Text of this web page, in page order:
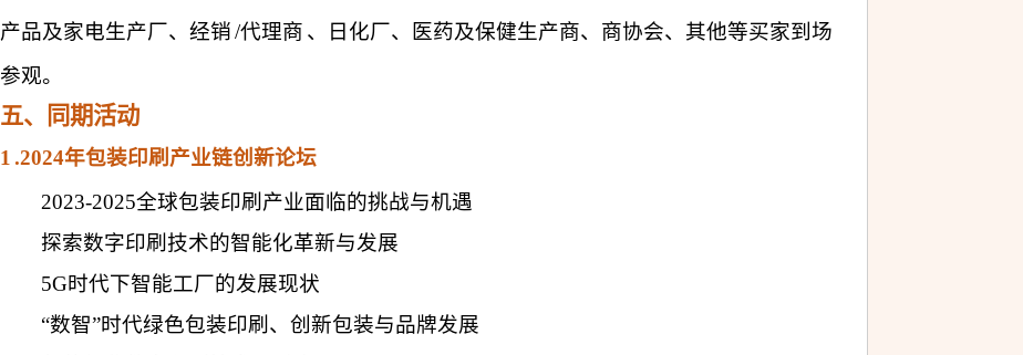
产品及家电生产厂、经销/代理商 、日化厂、医药及保健生产商、商协会、其他等买家到场
参观。
五、同期活动
1 .2024年包装印刷产业链创新论坛
2023-2025全球包装印刷产业面临的挑战与机遇
探索数字印刷技术的智能化革新与发展
5G时代下智能工厂的发展现状
“数智”时代绿色包装印刷、创新包装与品牌发展